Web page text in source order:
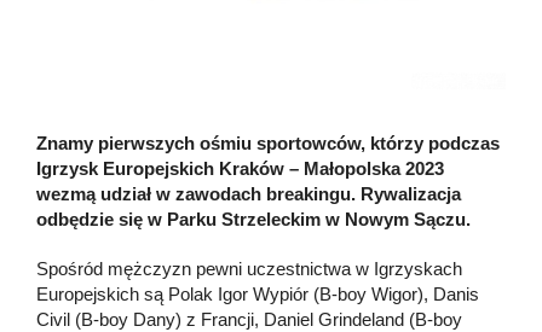
Znamy pierwszych ośmiu sportowców, którzy podczas
Igrzysk Europejskich Kraków – Małopolska 2023
wezmą udział w zawodach breakingu. Rywalizacja
odbędzie się w Parku Strzeleckim w Nowym Sączu.
Spośród mężczyzn pewni uczestnictwa w Igrzyskach
Europejskich są Polak Igor Wypiór (B-boy Wigor), Danis
Civil (B-boy Dany) z Francji, Daniel Grindeland (B-boy